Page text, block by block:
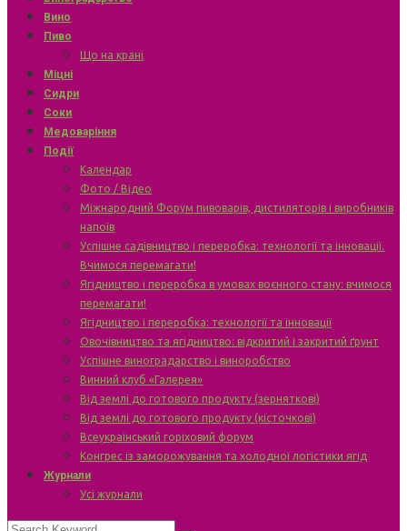
Вино
Пиво
Що на крані
Міцні
Сидри
Соки
Медоваріння
Події
Календар
Фото / Відео
Міжнародний Форум пивоварів, дистиляторів і виробників
напоїв
Успішне садівництво і переробка: технології та інновації.
Вчимося перемагати!
Ягідництво і переробка в умовах воєнного стану: вчимося
перемагати!
Ягідництво і переробка: технології та інновації
Овочівництво та ягідництво: відкритий і закритий ґрунт
Успішне виноградарство і виноробство
Винний клуб «Галерея»
Від землі до готового продукту (зерняткові)
Від землі до готового продукту (кісточкові)
Всеукраїнський горіховий форум
Конгрес із заморожування та холодної логістики ягід
Журнали
Усі журнали